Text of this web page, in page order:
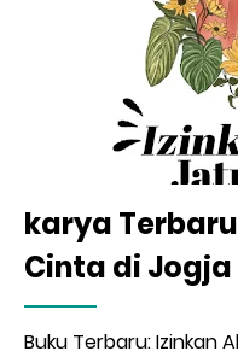
karya
Cinta di
Buku Terbaru: Izinkan